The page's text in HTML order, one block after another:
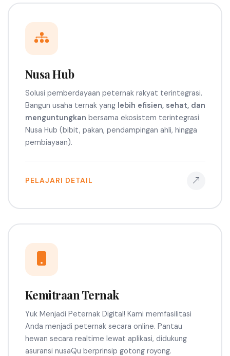
Nusa Hub
Solusi pemberdayaan peternak rakyat terintegrasi.
Bangun usaha ternak yang lebih efisien, sehat, dan
menguntungkan bersama ekosistem terintegrasi
Nusa Hub (bibit, pakan, pendampingan ahli, hingga
pembiayaan).
PELAJARI DETAIL
Kemitraan Ternak
Yuk Menjadi Peternak Digital! Kami memfasilitasi
Anda menjadi peternak secara online. Pantau
hewan secara realtime lewat aplikasi, didukung
asuransi nusaQu berprinsip gotong royong.